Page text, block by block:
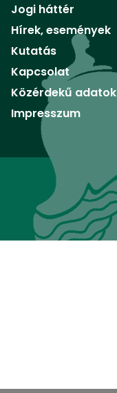
Jogi háttér
Hírek, események
Kutatás
Kapcsolat
Közérdekű adatok
Impresszum